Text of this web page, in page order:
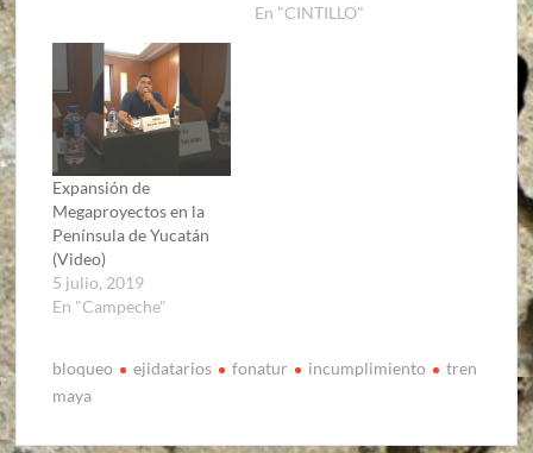
En "CINTILLO"
Expansión de
Megaproyectos en la
Península de Yucatán
(Video)
5 julio, 2019
En "Campeche"
bloqueo ejidatarios fonatur incumplimiento
tren
maya